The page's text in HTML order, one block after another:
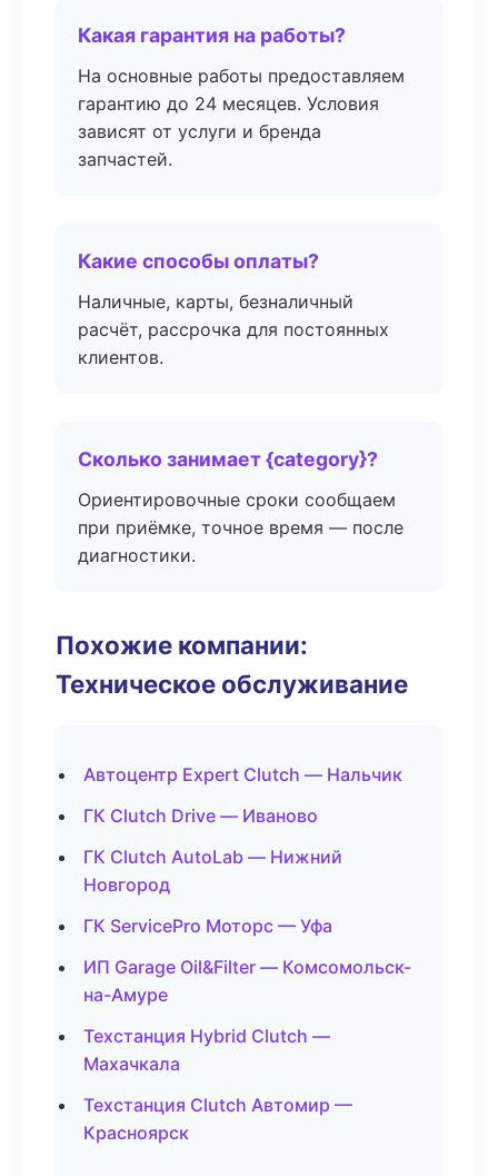
Какая гарантия на работы?
На основные работы предоставляем
гарантию до 24 месяцев. Условия
зависят от услуги и бренда
запчастей.
Какие способы оплаты?
Наличные, карты, безналичный
расчёт, рассрочка для постоянных
клиентов.
Сколько занимает {category}?
Ориентировочные сроки сообщаем
при приёмке, точное время — после
диагностики.
Похожие компании:
Техническое обслуживание
Автоцентр Expert Clutch — Нальчик
ГК Clutch Drive — Иваново
ГК Clutch AutoLab — Нижний
Новгород
ГК ServicePro Моторс — Уфа
ИП Garage Oil&Filter — Комсомольск-
на-Амуре
Техстанция Hybrid Clutch —
Махачкала
Техстанция Clutch Автомир —
Красноярск